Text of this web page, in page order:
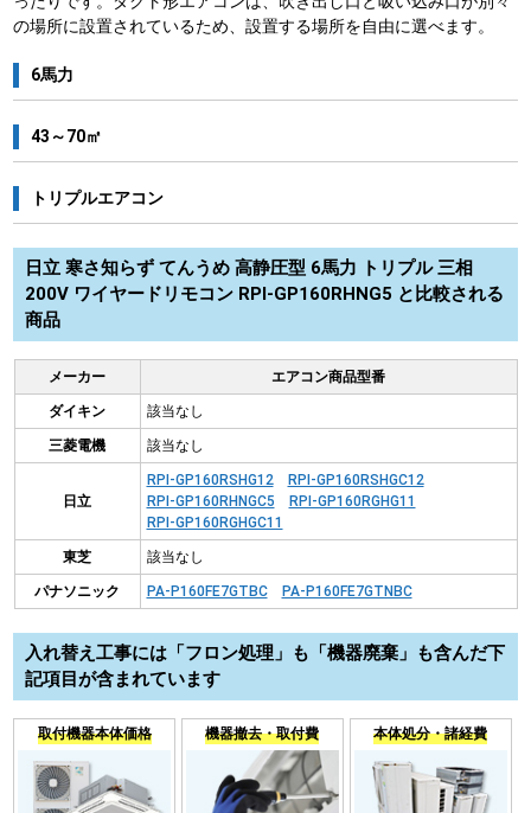
の場所に設置されているため、設置する場所を自由に選べます。
6馬力
43～70㎡
トリプルエアコン
日立 寒さ知らず てんうめ 高静圧型 6馬力 トリプル 三相
200V ワイヤードリモコン RPI-GP160RHNG5 と比較される
商品
メーカー エアコン商品型番
ダイキン 該当なし
三菱電機 該当なし
日立
RPI-GP160RSHG12
RPI-GP160RSHGC12
RPI-GP160RHNGC5
RPI-GP160RGHG11
RPI-GP160RGHGC11
東芝 該当なし
パナソニック PA-P160FE7GTBC PA-P160FE7GTNBC
入れ替え工事には「フロン処理」も「機器廃棄」も含んだ下
記項目が含まれています
取付機器本体価格 機器撤去・取付費 本体処分・諸経費